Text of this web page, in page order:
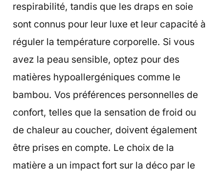
respirabilité, tandis que les draps en soie
sont connus pour leur luxe et leur capacité à
réguler la température corporelle. Si vous
avez la peau sensible, optez pour des
matières hypoallergéniques comme le
bambou. Vos préférences personnelles de
confort, telles que la sensation de froid ou
de chaleur au coucher, doivent également
être prises en compte. Le choix de la
matière a un impact fort sur la déco par le